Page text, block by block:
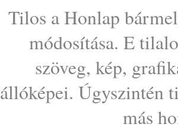
Tilos a Honlap
módosítása. E
szöveg, kép,
állóképei. Úgyszintén
más